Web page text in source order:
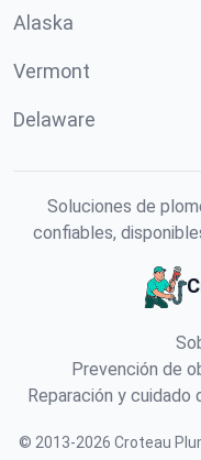
Alaska
Vermont
Delaware
Soluciones de
confiables,
Prevención de
Reparación y cuidado
© 2013-2026 Croteau